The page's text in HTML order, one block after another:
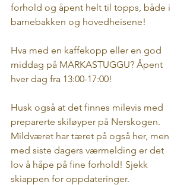
forhold og åpent helt til topps, både i
barnebakken og hovedheisene!
Hva med en kaffekopp eller en god
middag på MARKASTUGGU? Åpent
hver dag fra 13:00-17:00!
Husk også at det finnes milevis med
preparerte skiløyper på Nerskogen.
Mildværet har tæret på også her, men
med siste dagers værmelding er det
lov å håpe på fine forhold! Sjekk
skiappen for oppdateringer.